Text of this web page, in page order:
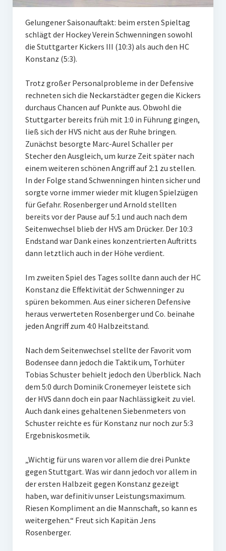
W U12
M U18
M U12
Internationale Hallenhockeyturnier
Zocker Reloaded
Galerie
Jugend Sponsoring
Gelungener Saisonauftakt: beim ersten Spieltag
schlägt der Hockey Verein Schwenningen sowohl
die Stuttgarter Kickers III (10:3) als auch den HC
Konstanz (5:3).
Trotz großer Personalprobleme in der Defensive
rechneten sich die Neckarstädter gegen die Kickers
durchaus Chancen auf Punkte aus. Obwohl die
Stuttgarter bereits früh mit 1:0 in Führung gingen,
ließ sich der HVS nicht aus der Ruhe bringen.
Zunächst besorgte Marc-Aurel Schaller per
Stecher den Ausgleich, um kurze Zeit später nach
einem weiteren schönen Angriff auf 2:1 zu stellen.
In der Folge stand Schwenningen hinten sicher und
sorgte vorne immer wieder mit klugen Spielzügen
für Gefahr. Rosenberger und Arnold stellten
bereits vor der Pause auf 5:1 und auch nach dem
Seitenwechsel blieb der HVS am Drücker. Der 10:3
Endstand war Dank eines konzentrierten Auftritts
dann letztlich auch in der Höhe verdient.
Im zweiten Spiel des Tages sollte dann auch der HC
Konstanz die Effektivität der Schwenninger zu
spüren bekommen. Aus einer sicheren Defensive
heraus verwerteten Rosenberger und Co. beinahe
jeden Angriff zum 4:0 Halbzeitstand.
Nach dem Seitenwechsel stellte der Favorit vom
Bodensee dann jedoch die Taktik um, Torhüter
Tobias Schuster behielt jedoch den Überblick. Nach
dem 5:0 durch Dominik Cronemeyer leistete sich
der HVS dann doch ein paar Nachlässigkeit zu viel.
Auch dank eines gehaltenen Siebenmeters von
Schuster reichte es für Konstanz nur noch zur 5:3
Ergebniskosmetik.
„Wichtig für uns waren vor allem die drei Punkte
gegen Stuttgart. Was wir dann jedoch vor allem in
der ersten Halbzeit gegen Konstanz gezeigt
haben, war definitiv unser Leistungsmaximum.
Riesen Kompliment an die Mannschaft, so kann es
weitergehen.“ Freut sich Kapitän Jens
Rosenberger.